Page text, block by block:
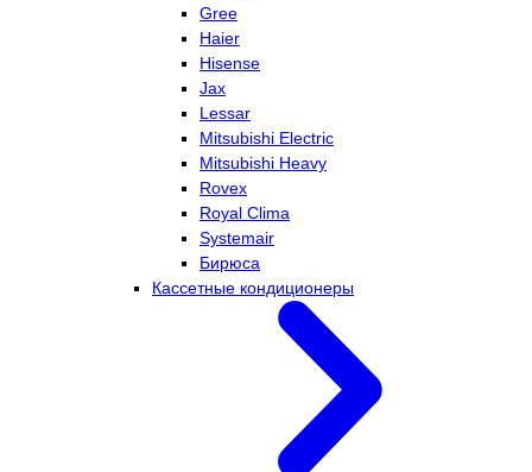
Gree
Haier
Hisense
Jax
Lessar
Mitsubishi Electric
Mitsubishi Heavy
Rovex
Royal Clima
Systemair
Бирюса
Кассетные кондиционеры